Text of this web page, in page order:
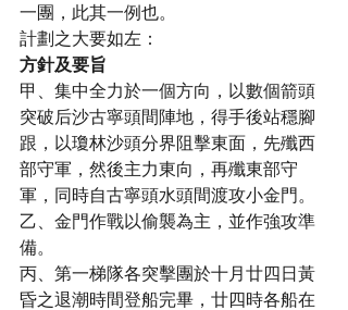
一團，此其一例也。
計劃之大要如左：
方針及要旨
甲、集中全力於一個方向，以數個箭頭
突破后沙古寧頭間陣地，得手後站穩腳
跟，以瓊林沙頭分界阻擊東面，先殲西
部守軍，然後主力東向，再殲東部守
軍，同時自古寧頭水頭間渡攻小金門。
乙、金門作戰以偷襲為主，並作強攻準
備。
丙、第一梯隊各突擊團於十月廿四日黃
昏之退潮時間登船完畢，廿四時各船在